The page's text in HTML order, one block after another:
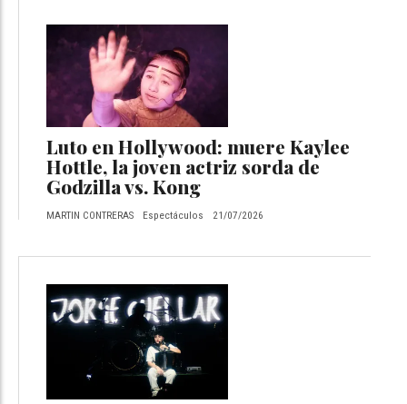
Luto en Hollywood: muere Kaylee
Hottle, la joven actriz sorda de
Godzilla vs. Kong
MARTIN CONTRERAS Espectáculos 21/07/2026